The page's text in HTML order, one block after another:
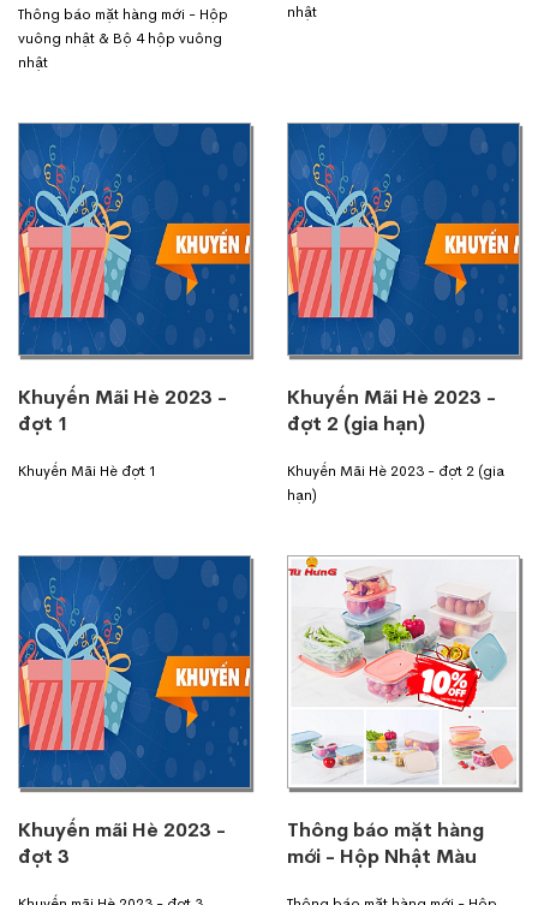
Thông báo mặt hàng mới - Hộp
vuông nhật & Bộ 4 hộp vuông
nhật
nhật
Khuyến Mãi Hè 2023 -
đợt 1
Khuyến Mãi Hè đợt 1
Khuyến Mãi Hè 2023 -
đợt 2 (gia hạn)
Khuyến Mãi Hè 2023 - đợt 2 (gia
hạn)
Khuyến mãi Hè 2023 -
đợt 3
Thông báo mặt hàng
mới - Hộp Nhật Màu